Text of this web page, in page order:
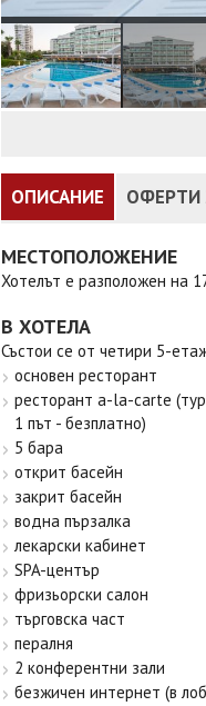
ОПИСАНИЕ ОФЕРТИ
МЕСТОПОЛОЖЕНИЕ
Хотелът е разположен на
В ХОТЕЛА
Състои се от четири 5-
основен ресторант
ресторант a-la-carte
1 път - безплатно)
5 бара
открит басейн
закрит басейн
водна пързалка
лекарски кабинет
SPA-център
фризьорски салон
търговска част
пералня
2 конферентни зали
безжичен интернет (в